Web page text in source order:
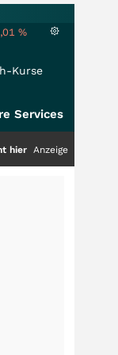
%
Kurse
Services
Milliardenstory?
Anzeige